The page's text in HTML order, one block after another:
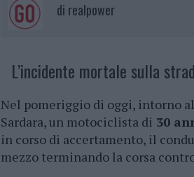
di realpower
L’incidente mortale sulla
Nel pomeriggio di oggi, intorno
Sardara, un motociclista di 30
in corso di accertamento, il
mezzo terminando la corsa